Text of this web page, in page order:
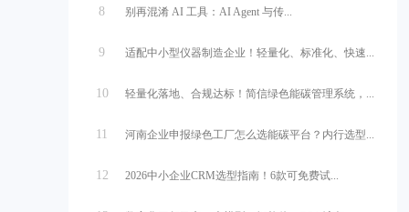
8 别再混淆 AI 工具：AI Agent 与传...
9 适配中小型仪器制造企业！轻量化、标准化、快速...
10 轻量化落地、合规达标！简信绿色能碳管理系统，...
11 河南企业申报绿色工厂怎么选能碳平台？内行选型...
12 2026中小企业CRM选型指南！6款可免费试...